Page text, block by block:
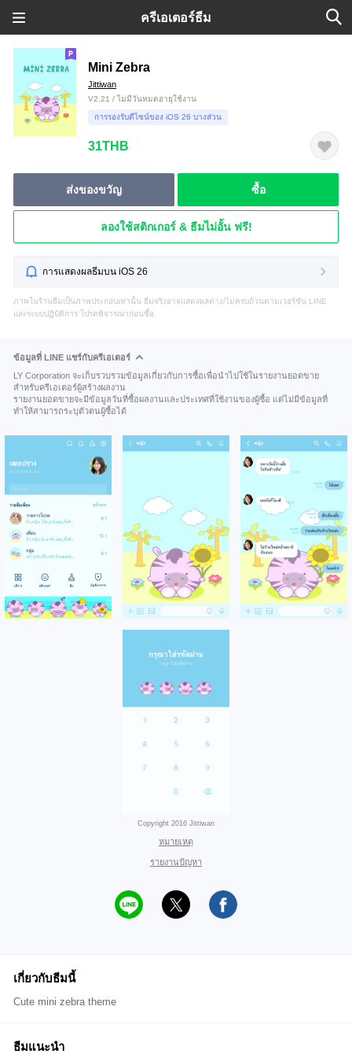
ครีเอเตอร์ธีม
Mini Zebra
Jittiwan
V2.21 / ไม่มีวันหมดอายุใช้งาน
การรองรับดีไซน์ของ iOS 26 บางส่วน
31THB
ส่งของขวัญ ซื้อ
ลองใช้สติกเกอร์ & ธีมไม่อั้น ฟรี!
การแสดงผลธีมบน iOS 26
ภาพในร้านธีมเป็นภาพประกอบเท่านั้น ธีมจริงอาจแสดงผลต่าง/ไม่ครบถ้วนตามเวอร์ชัน LINE
และระบบปฏิบัติการ โปรดพิจารณาก่อนซื้อ
ข้อมูลที่ LINE แชร์กับครีเอเตอร์
LY Corporation จะเก็บรวบรวมข้อมูลเกี่ยวกับการซื้อเพื่อนำไปใช้ในรายงานยอดขาย
สำหรับครีเอเตอร์ผู้สร้างผลงาน
รายงานยอดขายจะมีข้อมูลวันที่ซื้อผลงานและประเทศที่ใช้งานของผู้ซื้อ แต่ไม่มีข้อมูลที่
ทำให้สามารถระบุตัวตนผู้ซื้อได้
Copyright 2016 Jittiwan
หมายเหตุ
รายงานปัญหา
เกี่ยวกับธีมนี้
Cute mini zebra theme
ธีมแนะนำ